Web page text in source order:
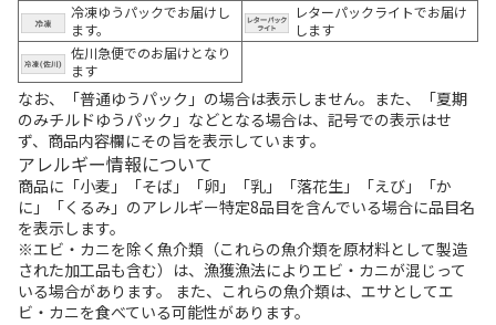
冷凍ゆうパックでお届けし
ます。
レターパックライトでお届け
します
佐川急便でのお届けとなり
ます
なお、「普通ゆうパック」の場合は表示しません。また、「夏期
のみチルドゆうパック」などとなる場合は、記号での表示はせ
ず、商品内容欄にその旨を表示しています。
アレルギー情報について
商品に「小麦」「そば」「卵」「乳」「落花生」「えび」「か
に」「くるみ」のアレルギー特定8品目を含んでいる場合に品目名
を表示します。
※エビ・カニを除く魚介類（これらの魚介類を原材料として製造
された加工品も含む）は、漁獲漁法によりエビ・カニが混じって
いる場合があります。 また、これらの魚介類は、エサとしてエ
ビ・カニを食べている可能性があります。